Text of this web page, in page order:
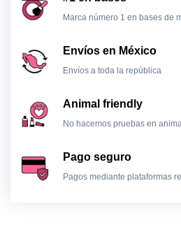
Marca número 1 en bases de
Envíos en México
Envíos a toda la república
Animal friendly
No hacemos pruebas en
Pago seguro
Pagos mediante plataformas